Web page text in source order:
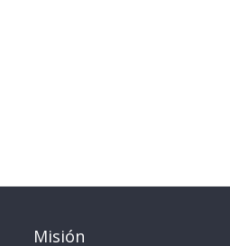
Misión